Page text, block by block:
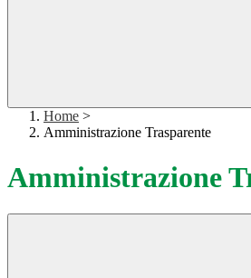
Home >
Amministrazione Trasparente
Amministrazione